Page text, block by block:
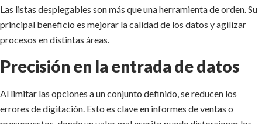
Las listas desplegables son más que una herramienta de orden. Su
principal beneficio es mejorar la calidad de los datos y agilizar
procesos en distintas áreas.
Precisión en la entrada de datos
Al limitar las opciones a un conjunto definido, se reducen los
errores de digitación. Esto es clave en informes de ventas o